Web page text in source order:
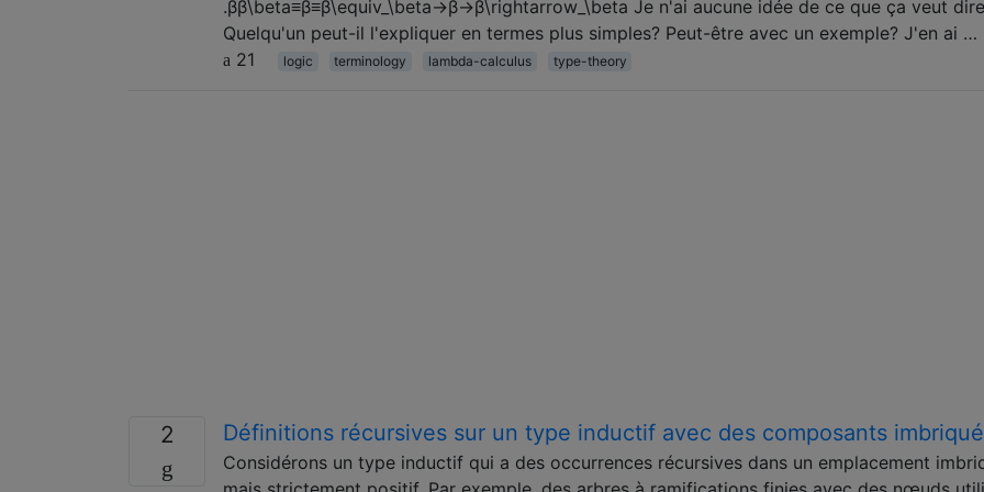
.ββ\beta≡β≡β\equiv_\beta→β→β\rightarrow_\beta Je n'ai aucune idée de ce que ça veut
Quelqu'un peut-il l'expliquer en termes plus simples? Peut-être avec un exemple? J'en ai …
21
logic terminology lambda-calculus type-theory
2 Définitions récursives sur un type inductif avec des composants
Considérons un type inductif qui a des occurrences récursives dans un emplacement